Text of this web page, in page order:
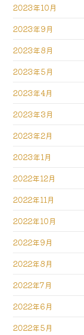
2023年10月
2023年9月
2023年8月
2023年5月
2023年4月
2023年3月
2023年2月
2023年1月
2022年12月
2022年11月
2022年10月
2022年9月
2022年8月
2022年7月
2022年6月
2022年5月